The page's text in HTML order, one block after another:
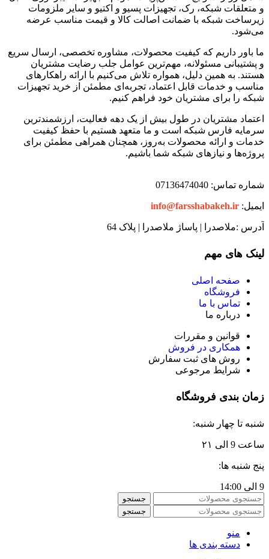
و متعلقات شبکه، رک، تجهیزات پسیو و اکتیو و سایر ملزومات
زیرساخت شبکه با ضمانت اصالت کالا و قیمت مناسب عرضه
می‌شود.
ما باور داریم که کیفیت محصولات، مشاوره تخصصی، ارسال سریع
و پشتیبانی مسئولانه، مهم‌ترین عوامل جلب رضایت مشتریان
هستند. به همین دلیل، همواره تلاش می‌کنیم با ارائه راهکارهای
مناسب و خدمات قابل اعتماد، تجربه‌ای مطمئن از خرید تجهیزات
شبکه را برای مشتریان خود فراهم کنیم.
اعتماد مشتریان در طول بیش از یک دهه فعالیت، ارزشمندترین
سرمایه فارس شبکه است و ما متعهد هستیم با حفظ کیفیت
خدمات و ارائه محصولات به‌روز، همچنان همراهی مطمئن برای
پروژه‌ها و نیازهای شبکه شما باشیم.
شماره تماس: 07136474040
ایمیل: info@farsshabakeh.ir
آدرس :ملاصدرا | پاساژ ملاصدرا | پلاک 64
لینک های مهم
صفحه اصلی
فروشگاه
تماس با ما
درباره ما
قوانین و مقررات
همکاری در فروش
روش های ثبت سفارش
شرایط مرجوعی
زمان بندی فروشگاه
شنبه تا چهار شنبه:
ساعت 9 الی ۲۱
پنج شنبه ها:
9 الی 14:00
جستجو
جستجو
منو
دسته بندی ها